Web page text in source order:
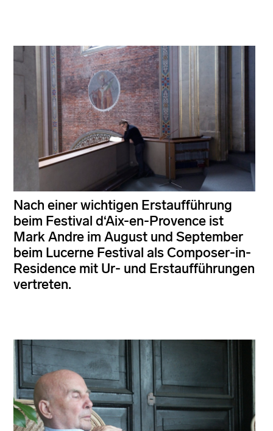
Nach einer wichtigen Erstaufführung
beim Festival d‘Aix-en-Provence ist
Mark Andre im August und September
beim Lucerne Festival als Composer-in-
Residence mit Ur- und Erstaufführungen
vertreten.